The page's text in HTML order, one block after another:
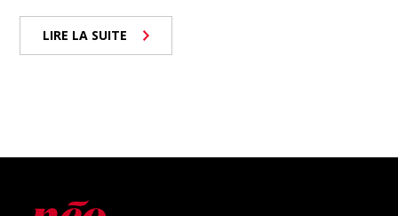
LIRE LA SUITE